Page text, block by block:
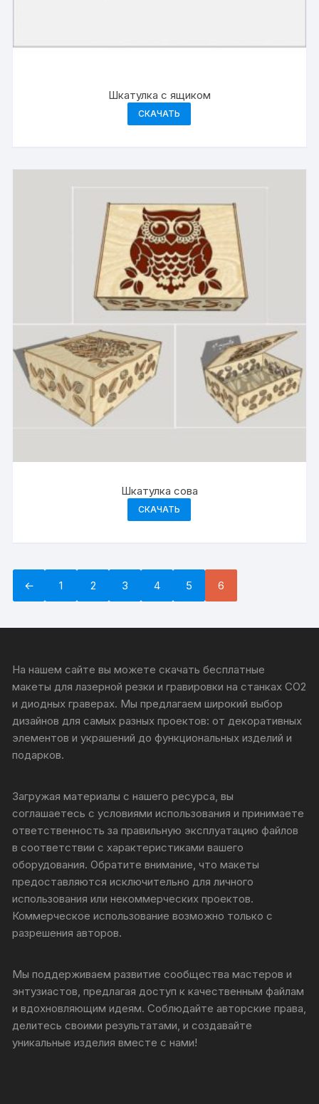
Шкатулка с ящиком
СКАЧАТЬ
Шкатулка сова
СКАЧАТЬ
← 1 2 3 4 5 6
На нашем сайте вы можете скачать бесплатные
макеты для лазерной резки и гравировки на станках CO2
и диодных граверах. Мы предлагаем широкий выбор
дизайнов для самых разных проектов: от декоративных
элементов и украшений до функциональных изделий и
подарков.
Загружая материалы с нашего ресурса, вы
соглашаетесь с условиями использования и принимаете
ответственность за правильную эксплуатацию файлов
в соответствии с характеристиками вашего
оборудования. Обратите внимание, что макеты
предоставляются исключительно для личного
использования или некоммерческих проектов.
Коммерческое использование возможно только с
разрешения авторов.
Мы поддерживаем развитие сообщества мастеров и
энтузиастов, предлагая доступ к качественным файлам
и вдохновляющим идеям. Соблюдайте авторские права,
делитесь своими результатами, и создавайте
уникальные изделия вместе с нами!